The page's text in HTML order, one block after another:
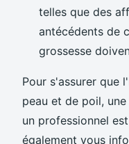
telles que des
antécédents de
grossesse
Pour s'assurer que
peau et de poil, une
un professionnel
également vous